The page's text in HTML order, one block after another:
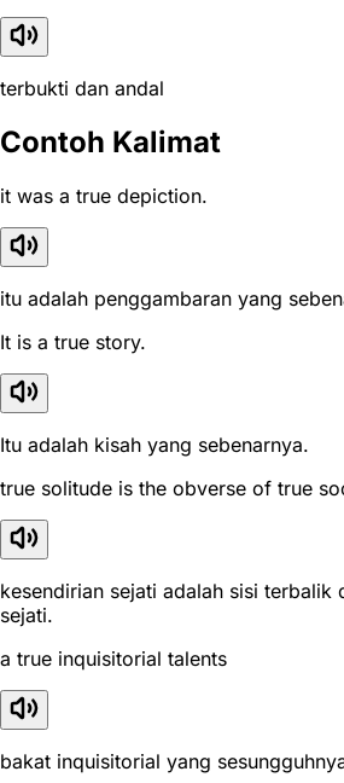
terbukti dan andal
Contoh Kalimat
it was a true depiction.
itu adalah penggambaran yang
It is a true story.
Itu adalah kisah yang sebenarnya.
true solitude is the obverse of true
kesendirian sejati adalah sisi terbalik
sejati.
a true inquisitorial talents
bakat inquisitorial yang